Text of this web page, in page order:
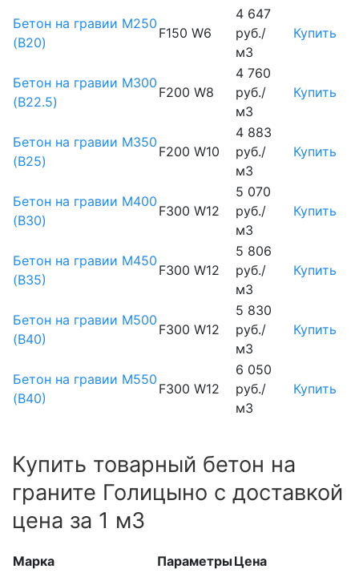
Бетон на гравии М250
(B20)
F150 W6
4 647
руб./
м3
Купить
Бетон на гравии М300
(B22.5)
F200 W8
4 760
руб./
м3
Купить
Бетон на гравии М350
(B25)
F200 W10
4 883
руб./
м3
Купить
Бетон на гравии М400
(B30)
F300 W12
5 070
руб./
м3
Купить
Бетон на гравии М450
(В35)
F300 W12
5 806
руб./
м3
Купить
Бетон на гравии М500
(В40)
F300 W12
5 830
руб./
м3
Купить
Бетон на гравии М550
(В40)
F300 W12
6 050
руб./
м3
Купить
Купить товарный бетон на
граните Голицыно с доставкой
цена за 1 м3
Марка ПараметрыЦена